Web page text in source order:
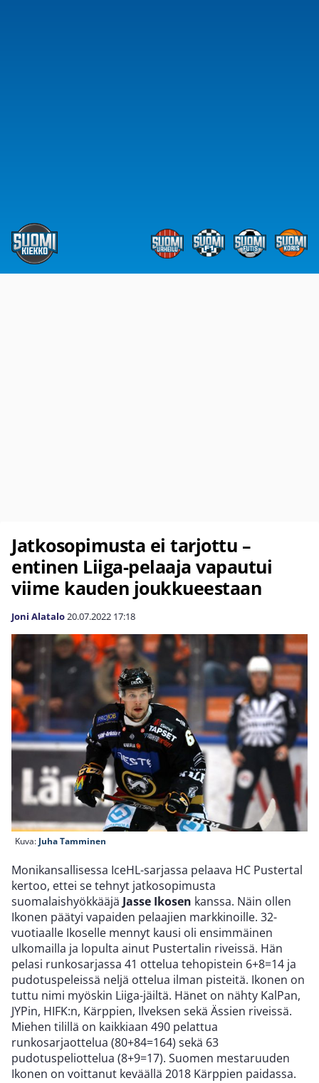
Jatkosopimusta ei tarjottu –
entinen Liiga-pelaaja vapautui
viime kauden joukkueestaan
Joni Alatalo20.07.2022 17:18
Kuva: Juha Tamminen
Monikansallisessa IceHL-sarjassa pelaava HC Pustertal
kertoo, ettei se tehnyt jatkosopimusta
suomalaishyökkääjä Jasse Ikosen kanssa. Näin ollen
Ikonen päätyi vapaiden pelaajien markkinoille. 32-
vuotiaalle Ikoselle mennyt kausi oli ensimmäinen
ulkomailla ja lopulta ainut Pustertalin riveissä. Hän
pelasi runkosarjassa 41 ottelua tehopistein 6+8=14 ja
pudotuspeleissä neljä ottelua ilman pisteitä. Ikonen on
tuttu nimi myöskin Liiga-jäiltä. Hänet on nähty KalPan,
JYPin, HIFK:n, Kärppien, Ilveksen sekä Ässien riveissä.
Miehen tilillä on kaikkiaan 490 pelattua
runkosarjaottelua (80+84=164) sekä 63
pudotuspeliottelua (8+9=17). Suomen mestaruuden
Ikonen on voittanut keväällä 2018 Kärppien paidassa.